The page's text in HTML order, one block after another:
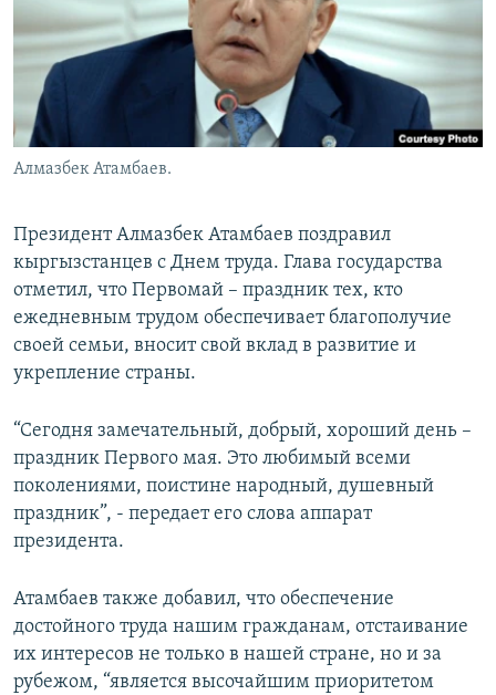
Алмазбек Атамбаев.
Президент Алмазбек Атамбаев поздравил
кыргызстанцев с Днем труда. Глава государства
отметил, что Первомай – праздник тех, кто
ежедневным трудом обеспечивает благополучие
своей семьи, вносит свой вклад в развитие и
укрепление страны.
“Сегодня замечательный, добрый, хороший день –
праздник Первого мая. Это любимый всеми
поколениями, поистине народный, душевный
праздник”, - передает его слова аппарат
президента.
Атамбаев также добавил, что обеспечение
достойного труда нашим гражданам, отстаивание
их интересов не только в нашей стране, но и за
рубежом, “является высочайшим приоритетом